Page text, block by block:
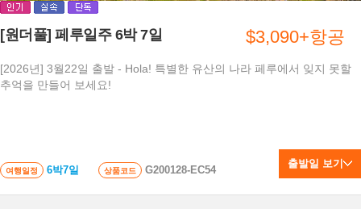
[원더풀] 페루일주 6박 7일
[2026년] 3월22일 출발 - Hola! 특별한 유산의 나라 페루에서 잊지 못할
추억을 만들어 보세요!
여행일정 6박7일 상품코드 G200128-EC54
$3,090+항공
출발일 보기